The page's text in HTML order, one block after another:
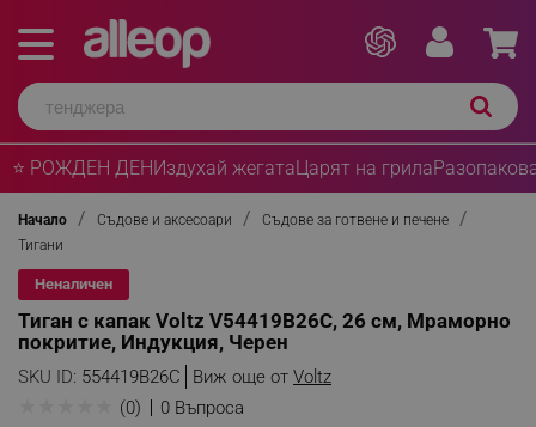
⭐ РОЖДЕН ДЕНИздухай жегатаЦарят на грила
Начало Съдове и аксесоари
Съдове за готвене и печене
Тигани
Неналичен
Тиган с капак Voltz V54419B26C, 26 см, Мраморно
покритие, Индукция, Черен
SKU ID: 554419B26C Виж още от Voltz
(0) 0 Въпроса